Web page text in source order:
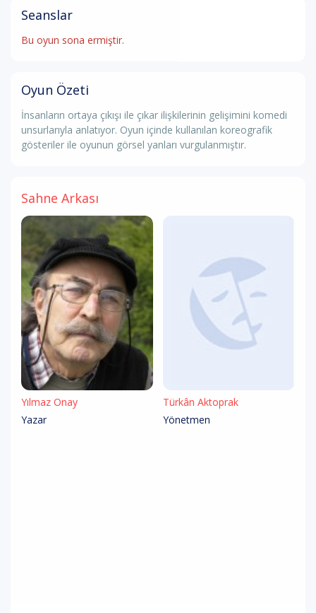
Seanslar
Bu oyun sona ermiştir.
Oyun Özeti
İnsanların ortaya çıkışı ile çıkar ilişkilerinin gelişimini komedi
unsurlarıyla anlatıyor. Oyun içinde kullanılan koreografik
gösteriler ile oyunun görsel yanları vurgulanmıştır.
Sahne Arkası
Yılmaz Onay
Yazar
Türkân Aktoprak
Yönetmen